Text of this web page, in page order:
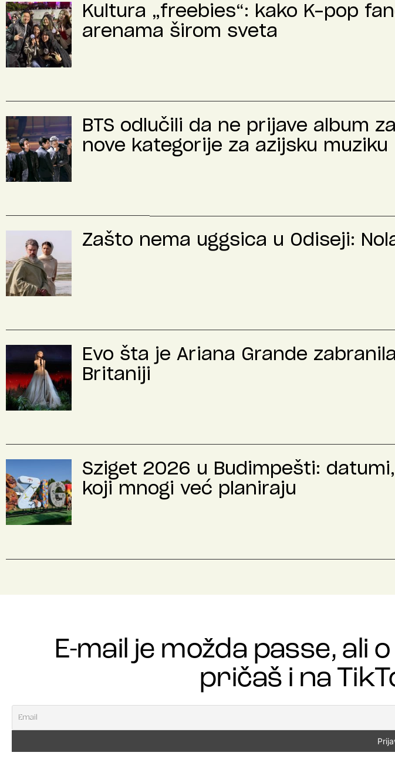
Kultura „freebies“: kako K-pop
arenama širom sveta
BTS odlučili da ne prijave album
nove kategorije za azijsku muziku
Zašto nema uggsica u Odiseji:
Evo šta je Ariana Grande
Britaniji
Sziget 2026 u Budimpešti:
koji mnogi već planiraju
E-mail je možda passe, ali
pričaš i na